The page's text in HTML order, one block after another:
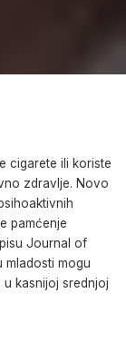
cigarete ili koriste
zdravlje. Novo
pamćenje
Journal of
mladosti mogu
kasnijoj srednjoj